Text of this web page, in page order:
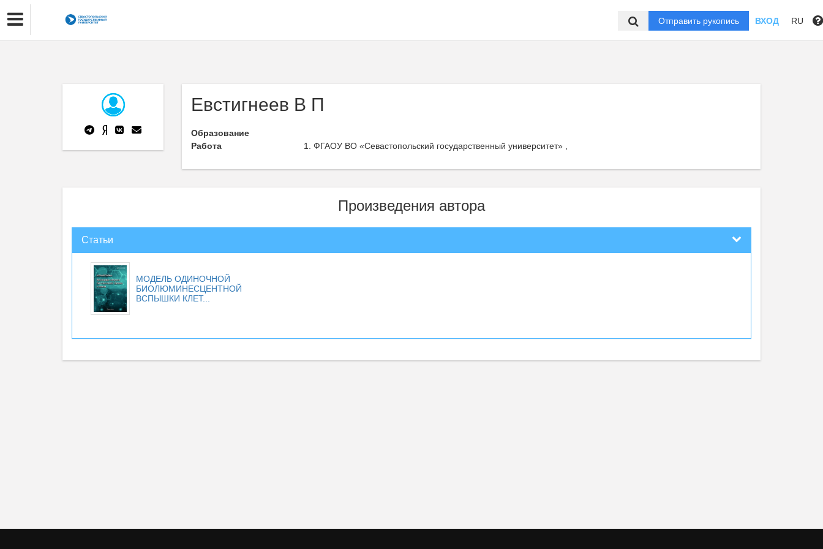
Отправить рукопись ВХОД RU
Евстигнеев В П
Образование
Работа
ФГАОУ ВО «Севастопольский государственный университет» ,
Произведения автора
Статьи
МОДЕЛЬ ОДИНОЧНОЙ
БИОЛЮМИНЕСЦЕНТНОЙ
ВСПЫШКИ КЛЕТ...